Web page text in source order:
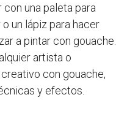
una paleta para
un lápiz para hacer
a pintar con gouache.
artista o
con gouache,
y efectos.